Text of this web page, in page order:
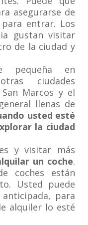
asegurarse de
entrar. Los
gustan visitar
de la ciudad y
pequeña en
ciudades
Marcos y el
llenas de
usted esté
la ciudad
y visitar más
un coche.
coches están
Usted puede
para
alquiler lo esté